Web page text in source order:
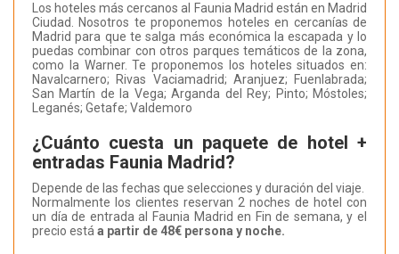
Los hoteles más cercanos al Faunia Madrid están en Madrid
Ciudad. Nosotros te proponemos hoteles en cercanías de
Madrid para que te salga más económica la escapada y lo
puedas combinar con otros parques temáticos de la zona,
como la Warner. Te proponemos los hoteles situados en:
Navalcarnero; Rivas Vaciamadrid; Aranjuez; Fuenlabrada;
San Martín de la Vega; Arganda del Rey; Pinto; Móstoles;
Leganés; Getafe; Valdemoro
¿Cuánto cuesta un paquete de hotel +
entradas Faunia Madrid?
Depende de las fechas que selecciones y duración del viaje.
Normalmente los clientes reservan 2 noches de hotel con
un día de entrada al Faunia Madrid en Fin de semana, y el
precio estáa partir de 48€ persona y noche.